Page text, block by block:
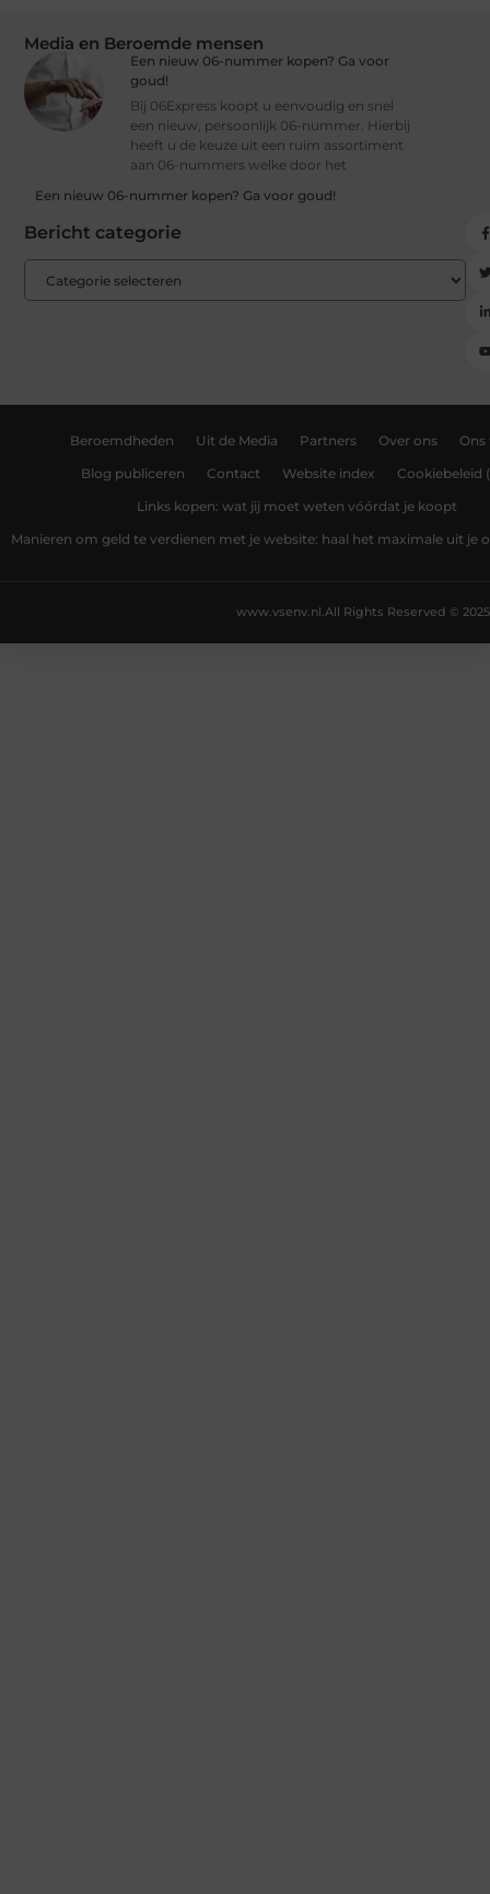
Media en Beroemde mensen
Een nieuw 06-nummer kopen? Ga voor
goud!
Bij 06Express koopt u eenvoudig en snel
een nieuw, persoonlijk 06-nummer. Hierbij
heeft u de keuze uit een ruim assortiment
aan 06-nummers welke door het
Een nieuw 06-nummer kopen? Ga voor goud!
Bericht categorie
Beroemdheden Uit de Media Partners Over ons Ons
Blog publiceren Contact Website index Cookiebeleid
Links kopen: wat jij moet weten vóórdat je koopt
Manieren om geld te verdienen met je website: haal het maximale uit je
All Rights Reserved © 2025
www.vsenv.nl.